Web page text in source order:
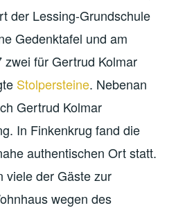
der Lessing-Grundschule
Gedenktafel und am
für Gertrud Kolmar
Stolpersteine. Nebenan
Gertrud Kolmar
In Finkenkrug fand die
authentischen Ort statt.
viele der Gäste zur
wegen des